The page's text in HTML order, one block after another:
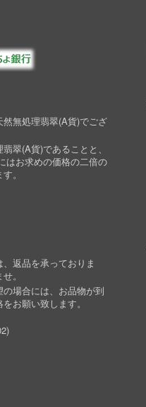
無処理翡翠(A貨)でござ
翠(A貨)であることと、
はお求めの価格の二倍の
。
返品を承っておりま
。
場合には、お品物が到
お願い致します。
)